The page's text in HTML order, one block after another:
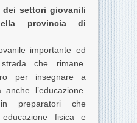
dei settori giovanili
provincia di
importante ed
che rimane.
per insegnare a
l’educazione.
preparatori che
fisica e